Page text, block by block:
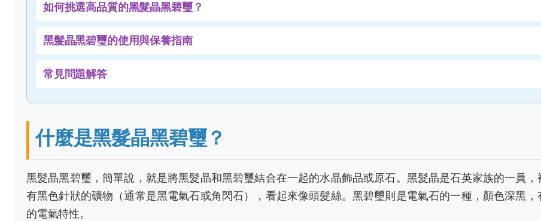
如何挑選高品質的黑髮晶黑碧璽？
黑髮晶黑碧璽的使用與保養指南
常見問題解答
什麼是黑髮晶黑碧璽？
黑髮晶黑碧璽，簡單說，就是將黑髮晶和黑碧璽結合在一起的水晶飾品或原石。黑髮晶是石英家族的一員，
有黑色針狀的礦物（通常是黑電氣石或角閃石），看起來像頭髮絲。黑碧璽則是電氣石的一種，顏色深黑，
的電氣特性。